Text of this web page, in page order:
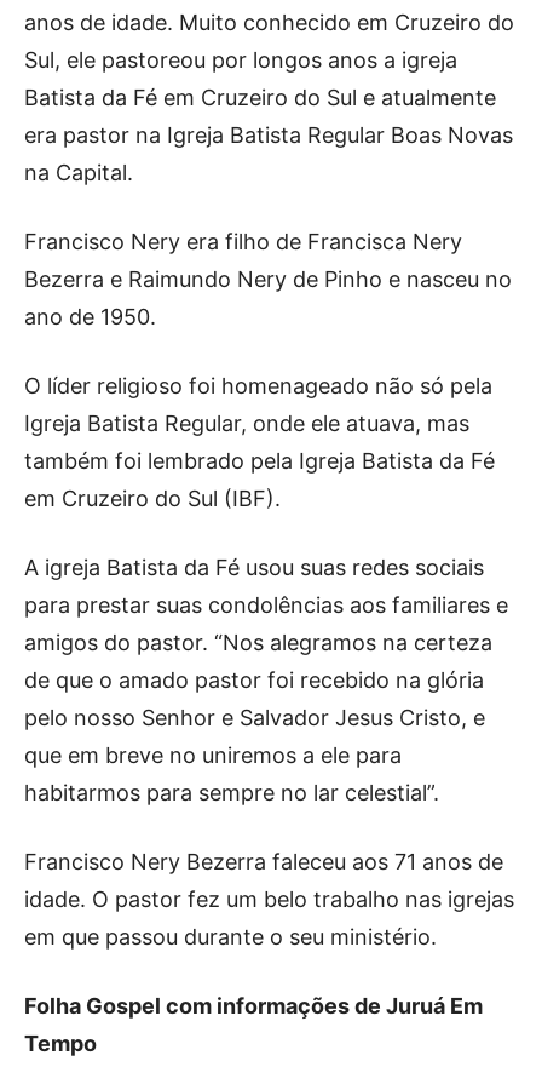
anos de idade. Muito conhecido em Cruzeiro do
Sul, ele pastoreou por longos anos a igreja
Batista da Fé em Cruzeiro do Sul e atualmente
era pastor na Igreja Batista Regular Boas Novas
na Capital.
Francisco Nery era filho de Francisca Nery
Bezerra e Raimundo Nery de Pinho e nasceu no
ano de 1950.
O líder religioso foi homenageado não só pela
Igreja Batista Regular, onde ele atuava, mas
também foi lembrado pela Igreja Batista da Fé
em Cruzeiro do Sul (IBF).
A igreja Batista da Fé usou suas redes sociais
para prestar suas condolências aos familiares e
amigos do pastor. “Nos alegramos na certeza
de que o amado pastor foi recebido na glória
pelo nosso Senhor e Salvador Jesus Cristo, e
que em breve no uniremos a ele para
habitarmos para sempre no lar celestial”.
Francisco Nery Bezerra faleceu aos 71 anos de
idade. O pastor fez um belo trabalho nas igrejas
em que passou durante o seu ministério.
Folha Gospel com informações de Juruá Em
Tempo